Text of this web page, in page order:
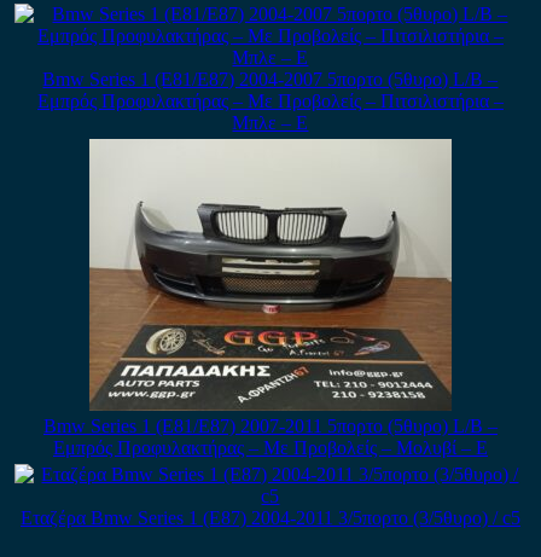
Bmw Series 1 (E81/E87) 2004-2007 5πορτο (5θυρο) L/B –
Εμπρός Προφυλακτήρας – Με Προβολείς – Πιτσιλιστήρια –
Μπλε – Ε
Bmw Series 1 (E81/E87) 2007-2011 5πορτο (5θυρο) L/B –
Εμπρός Προφυλακτήρας – Με Προβολείς – Μολυβί – Ε
Εταζέρα Bmw Series 1 (E87) 2004-2011 3/5πορτο (3/5θυρο) / c5